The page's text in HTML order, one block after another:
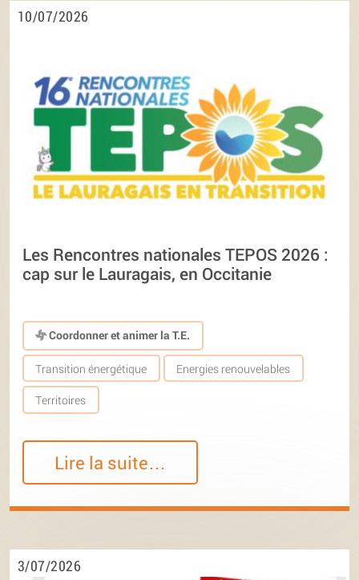
10/07/2026
Les Rencontres nationales TEPOS 2026 :
cap sur le Lauragais, en Occitanie
Coordonner et animer la T.E.
Transition énergétique Energies renouvelables
Territoires
Lire la suite…
3/07/2026